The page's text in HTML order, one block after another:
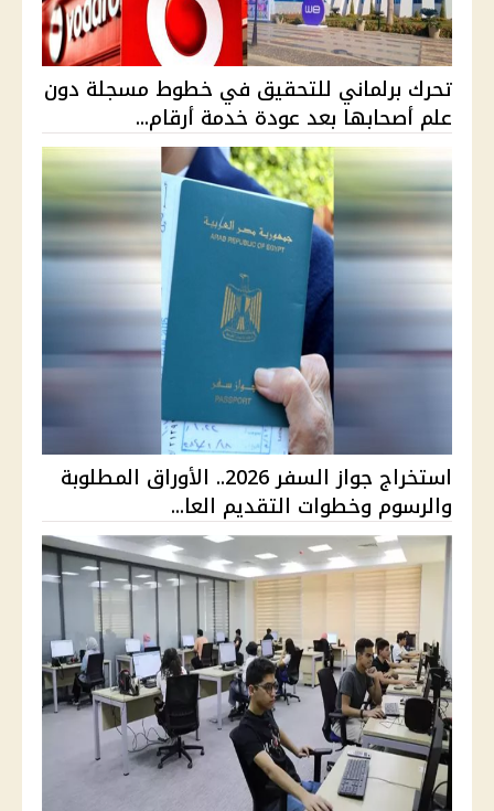
تحرك برلماني للتحقيق في خطوط مسجلة دون
علم أصحابها بعد عودة خدمة أرقام...
استخراج جواز السفر 2026.. الأوراق المطلوبة
والرسوم وخطوات التقديم العا...